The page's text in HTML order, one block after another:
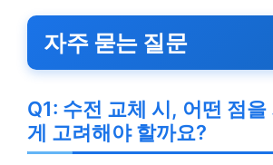
자주 묻는 질문
Q1: 수전 교체 시, 어떤 점
게 고려해야 할까요?